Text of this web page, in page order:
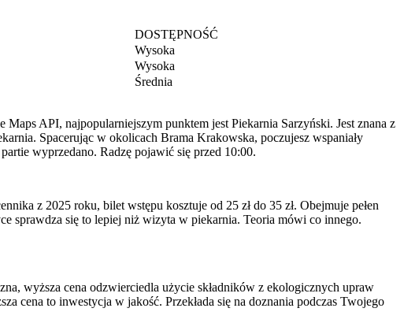
DOSTĘPNOŚĆ
Wysoka
Wysoka
Średnia
API, najpopularniejszym punktem jest Piekarnia Sarzyński. Jest znana z
Spacerując w okolicach Brama Krakowska, poczujesz wspaniały
wyprzedano. Radzę pojawić się przed 10:00.
z 2025 roku, bilet wstępu kosztuje od 25 zł do 35 zł. Obejmuje pełen
sprawdza się to lepiej niż wizyta w piekarnia. Teoria mówi co innego.
wyższa cena odzwierciedla użycie składników z ekologicznych upraw
cena to inwestycja w jakość. Przekłada się na doznania podczas Twojego